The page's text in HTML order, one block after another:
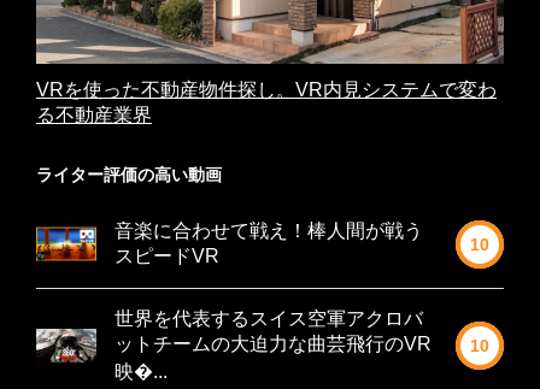
VRを使った不動産物件探し。VR内見システムで変わ
る不動産業界
ライター評価の高い動画
音楽に合わせて戦え！棒人間が戦う
スピードVR
10
世界を代表するスイス空軍アクロバ
ットチームの大迫力な曲芸飛行のVR
映�...
10